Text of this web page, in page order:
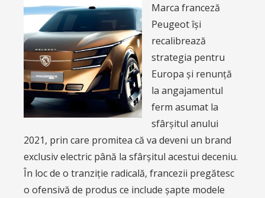
Marca franceză
Peugeot își
recalibrează
strategia pentru
Europa și renunță
la angajamentul
ferm asumat la
sfârșitul anului
2021, prin care promitea că va deveni un brand
exclusiv electric până la sfârșitul acestui deceniu.
În loc de o tranziție radicală, francezii pregătesc
o ofensivă de produs ce include șapte modele